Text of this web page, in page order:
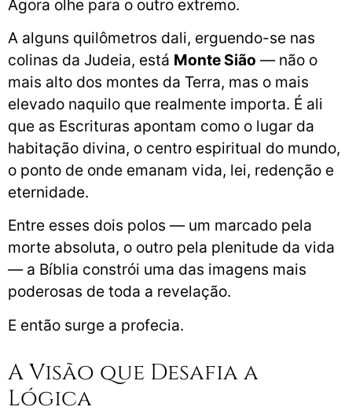
Agora olhe para o outro extremo.
A alguns quilômetros dali, erguendo-se nas
colinas da Judeia, está Monte Sião — não o
mais alto dos montes da Terra, mas o mais
elevado naquilo que realmente importa. É ali
que as Escrituras apontam como o lugar da
habitação divina, o centro espiritual do mundo,
o ponto de onde emanam vida, lei, redenção e
eternidade.
Entre esses dois polos — um marcado pela
morte absoluta, o outro pela plenitude da vida
— a Bíblia constrói uma das imagens mais
poderosas de toda a revelação.
E então surge a profecia.
A Visão que Desafia a
Lógica